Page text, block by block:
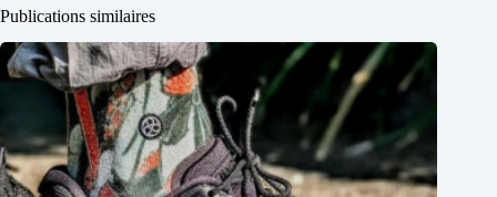
Publications similaires